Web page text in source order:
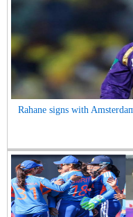
Rahane signs with